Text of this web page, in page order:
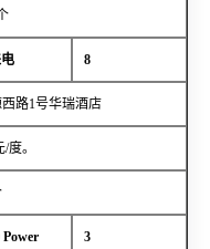
8
路1号华瑞酒店
度。
3